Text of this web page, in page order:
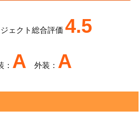
ェクト総合評価 4.5
： A 外装： A